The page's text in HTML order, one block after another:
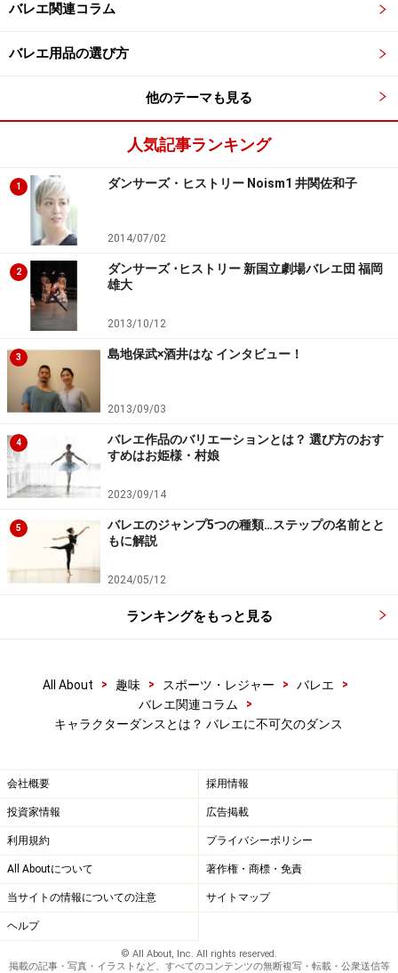
キャラクター・ダンスも含めてバレエですから。
レヴェランスの意味とは？バレエのお辞儀3パター
ン
おうちでできる自宅バレエレッスン！お教室で差を
つける練習方法
上達させてくれるバレエ教師を探す！
「大人バレエ」と「子どもバレエ」って何が違う
の？
ダンスシーンにうっとりできる！華麗なるバレエ映
画10選
※記事内容は執筆時点のものです。最新の内容をご確認くださ
い。
【編集部おすすめの購入サイト】
Amazonでバレエ関連の商品をチェック！
楽天市場でバレエ関連の商品をチェック！
バレエ関連コラム
バレエ用品の選び方
他のテーマも見る
人気記事ランキング
1 ダンサーズ・ヒストリー Noism1 井関佐和子
2014/07/02
2
ダンサーズ ･ヒストリー 新国立劇場バレエ団 福岡
雄大
2013/10/12
3 島地保武×酒井はな インタビュー！
2013/09/03
4
バレエ作品のバリエーションとは？ 選び方のおす
すめはお姫様・村娘
2023/09/14
5
バレエのジャンプ5つの種類…ステップの名前とと
もに解説
2024/05/12
ランキングをもっと見る
All About > 趣味 > スポーツ・レジャー > バレエ
>
バレエ関連コラム
>
キャラクターダンスとは？ バレエに不可欠のダンス
会社概要 採用情報
投資家情報 広告掲載
利用規約 プライバシーポリシー
All Aboutについて 著作権・商標・免責
当サイトの情報についての注意 サイトマップ
ヘルプ
© All About, Inc. All rights reserved.
掲載の記事・写真・イラストなど、すべてのコンテンツの無断複写・転載・公衆送信等